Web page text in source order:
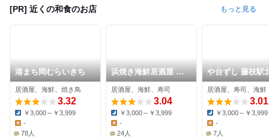
[PR] 近くの和食のお店 もっと見る
港まち岡むらいきち
居酒屋、海鮮、焼き鳥
3.32
Dinner:
￥3,000～￥3,999
Lunch:
-
78人
浜焼き海鮮居酒屋 大
庄水産 藤枝店
居酒屋、海鮮、寿司
3.04
Dinner:
￥3,000～￥3,999
Lunch:
-
24人
や台ずし 藤枝駅
町
居酒屋、寿司、海鮮
3.01
Dinner:
￥3,000～￥3,999
Lunch:
-
7人